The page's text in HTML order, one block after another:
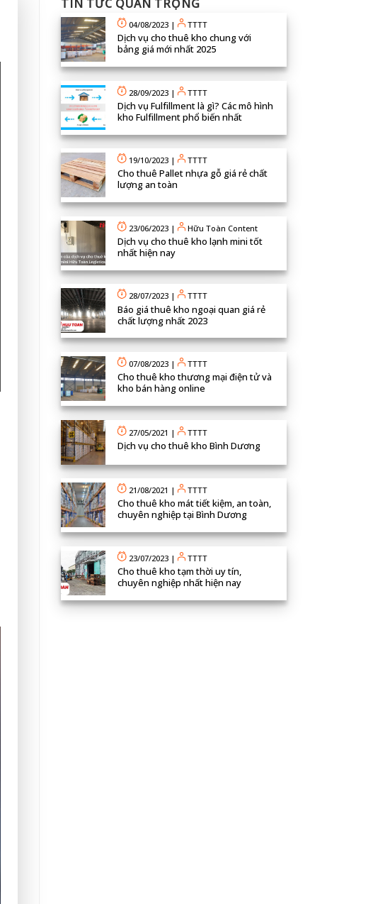
TIN TỨC QUAN TRỌNG
04/08/2023 | TTTT
Dịch vụ cho thuê kho chung với
bảng giá mới nhất 2025
28/09/2023 | TTTT
Dịch vụ Fulfillment là gì? Các mô hình
kho Fulfillment phổ biến nhất
19/10/2023 | TTTT
Cho thuê Pallet nhựa gỗ giá rẻ chất
lượng an toàn
23/06/2023 | Hữu Toàn Content
Dịch vụ cho thuê kho lạnh mini tốt
nhất hiện nay
28/07/2023 | TTTT
Báo giá thuê kho ngoại quan giá rẻ
chất lượng nhất 2023
07/08/2023 | TTTT
Cho thuê kho thương mại điện tử và
kho bán hàng online
27/05/2021 | TTTT
Dịch vụ cho thuê kho Bình Dương
21/08/2021 | TTTT
Cho thuê kho mát tiết kiệm, an toàn,
chuyên nghiệp tại Bình Dương
23/07/2023 | TTTT
Cho thuê kho tạm thời uy tín,
chuyên nghiệp nhất hiện nay